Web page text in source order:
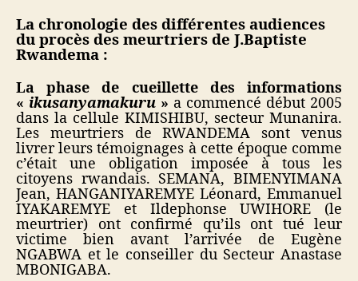
La chronologie des différentes audiences
du procès des meurtriers de J.Baptiste
Rwandema :
La phase de cueillette des informations
« ikusanyamakuru » a commencé début 2005
dans la cellule KIMISHIBU, secteur Munanira.
Les meurtriers de RWANDEMA sont venus
livrer leurs témoignages à cette époque comme
c’était une obligation imposée à tous les
citoyens rwandais. SEMANA, BIMENYIMANA
Jean, HANGANIYAREMYE Léonard, Emmanuel
IYAKAREMYE et Ildephonse UWIHORE (le
meurtrier) ont confirmé qu’ils ont tué leur
victime bien avant l’arrivée de Eugène
NGABWA et le conseiller du Secteur Anastase
MBONIGABA.